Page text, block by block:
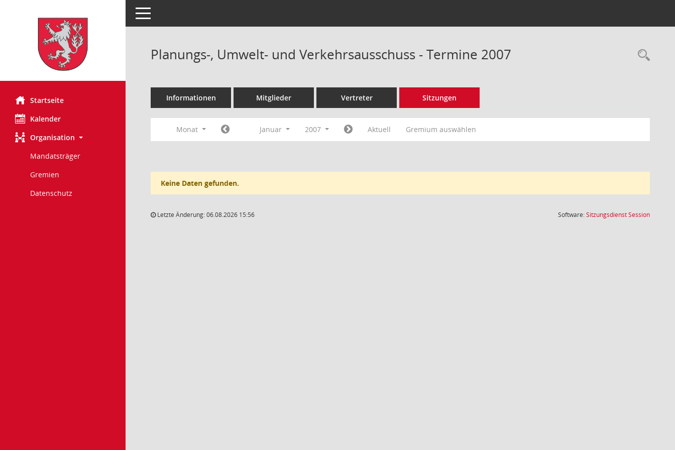
Startseite
Kalender
Organisation
Mandatsträger
Gremien
Datenschutz
Toggle navigation
Planungs-, Umwelt- und Verkehrsausschuss - Termine 2007
Informationen Mitglieder Vertreter Sitzungen
Monat Januar 2007 Aktuell Gremium auswählen
Keine Daten gefunden.
Letzte Änderung: 06.08.2026 15:56 Software:SitzungsdienstSession(Wird in